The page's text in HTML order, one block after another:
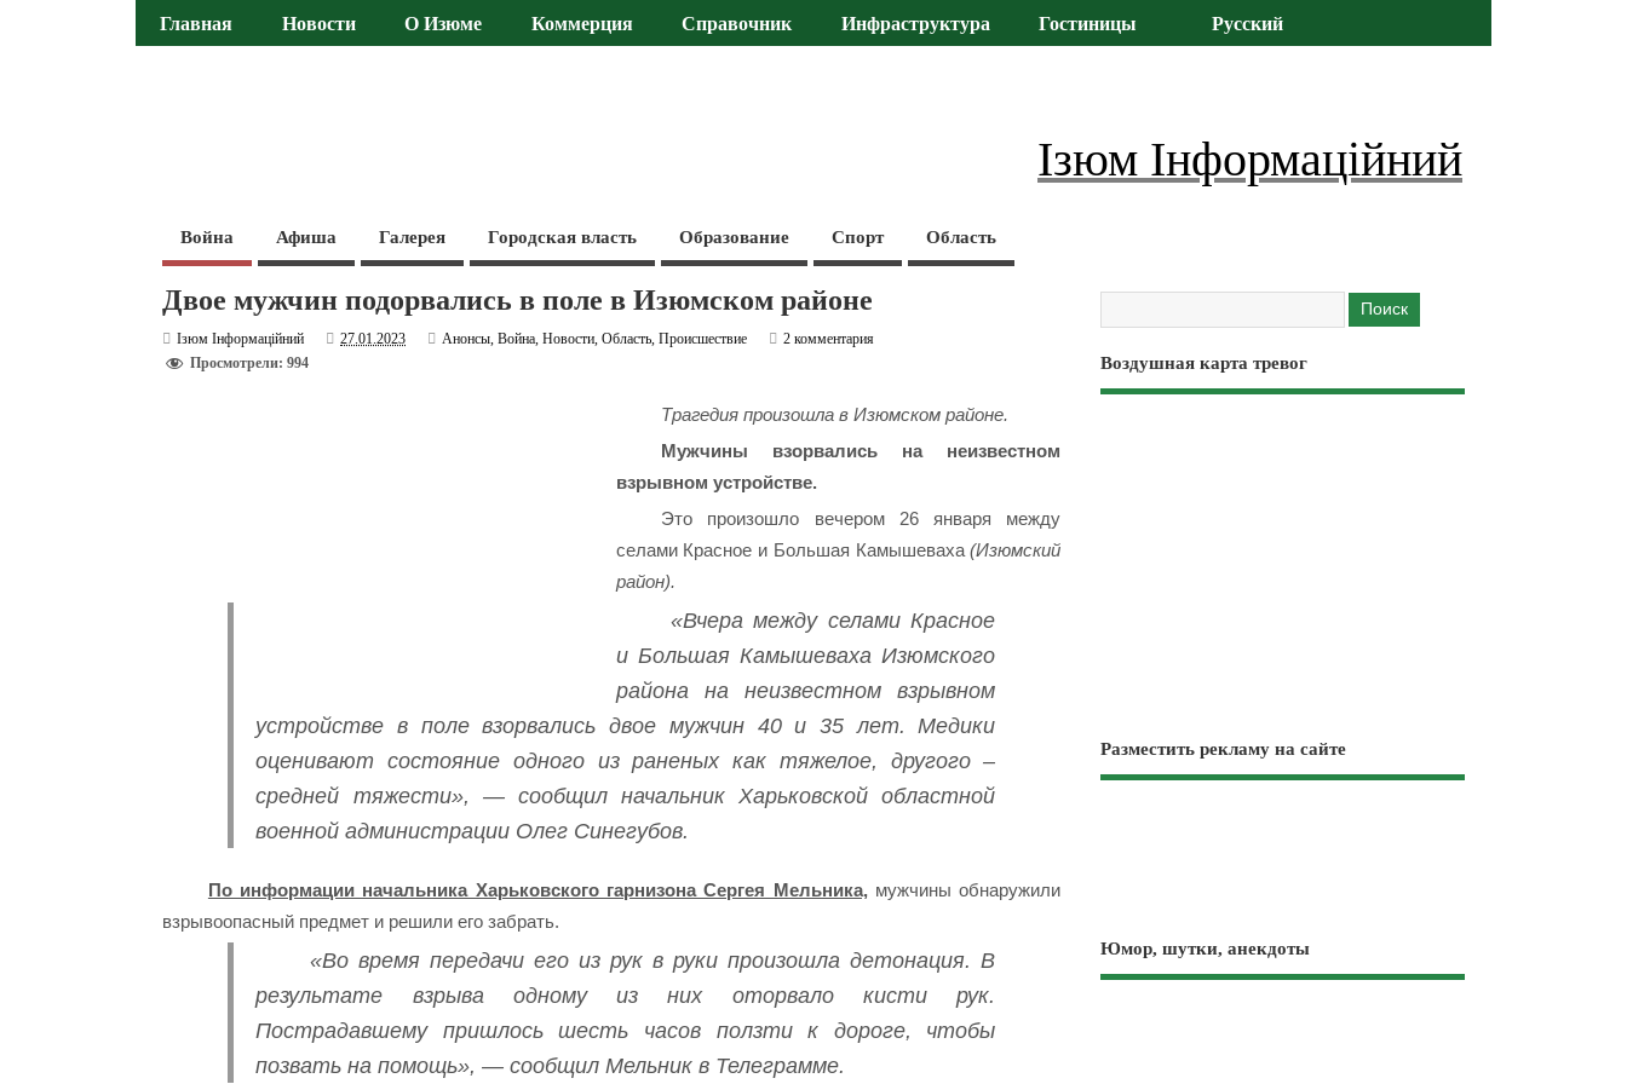
Главная Новости О Изюме Коммерция Справочник Инфраструктура Гостиницы Русский
Ізюм Інформаційний
Война Афиша Галерея Городская власть Образование Спорт Область
Двое мужчин подорвались в поле в Изюмском районе
Ізюм Інформаційний 27.01.2023 Анонсы,Война,Новости,Область,Происшествие
2 комментария
Просмотрели: 994
Трагедия произошла в Изюмском районе.
Мужчины взорвались на неизвестном
взрывном устройстве.
Это произошло вечером 26 января между
селами Красное и Большая Камышеваха(Изюмский
район).
«Вчера между селами Красное
и Большая Камышеваха Изюмского
района на неизвестном взрывном
устройстве в поле взорвались двое мужчин 40 и 35 лет. Медики
оценивают состояние одного из раненых как тяжелое, другого –
средней тяжести», — сообщил начальник Харьковской областной
военной администрации Олег Синегубов.
По информации начальника Харьковского гарнизона Сергея Мельника,мужчины обнаружили
взрывоопасный предмет и решили его забрать.
«Во время передачи его из рук в руки произошла детонация. В
результате взрыва одному из них оторвало кисти рук.
Пострадавшему пришлось шесть часов ползти к дороге, чтобы
позвать на помощь», — сообщил Мельник в Телеграмме.
Воздушная карта тревог
Разместить рекламу на сайте
Юмор, шутки, анекдоты